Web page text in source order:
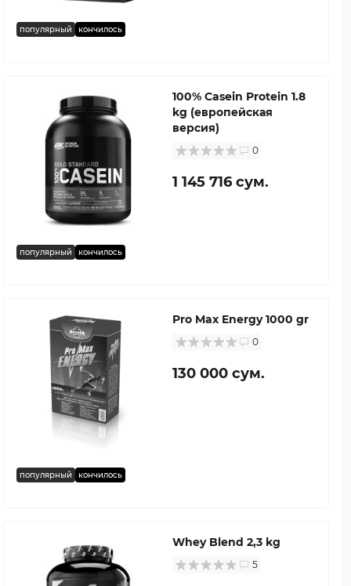
популярный кончилось
популярный кончилось
100% Casein Protein 1.8
kg (европейская
версия)
0
1 145 716 сум.
популярный кончилось
Pro Max Energy 1000 gr
0
130 000 сум.
Whey Blend 2,3 kg
5